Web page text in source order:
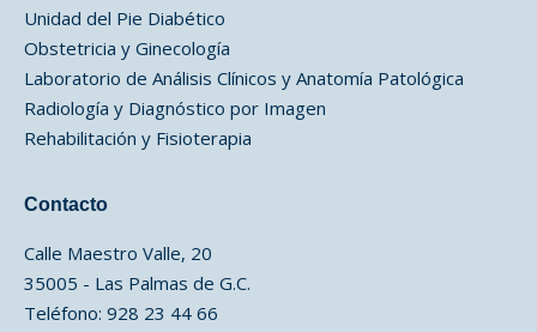
Unidad del Pie Diabético
Obstetricia y Ginecología
Laboratorio de Análisis Clínicos y Anatomía Patológica
Radiología y Diagnóstico por Imagen
Rehabilitación y Fisioterapia
Contacto
Calle Maestro Valle, 20
35005 - Las Palmas de G.C.
Teléfono: 928 23 44 66